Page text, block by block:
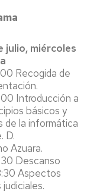
julio, miércoles
Recogida de
Introducción a
básicos y
de la informática
D.
Azuara.
Descanso
Aspectos